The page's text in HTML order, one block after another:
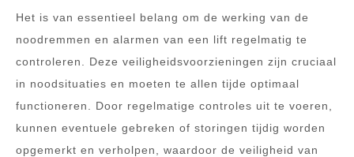
Het is van essentieel belang om de werking van de
noodremmen en alarmen van een lift regelmatig te
controleren. Deze veiligheidsvoorzieningen zijn cruciaal
in noodsituaties en moeten te allen tijde optimaal
functioneren. Door regelmatige controles uit te voeren,
kunnen eventuele gebreken of storingen tijdig worden
opgemerkt en verholpen, waardoor de veiligheid van